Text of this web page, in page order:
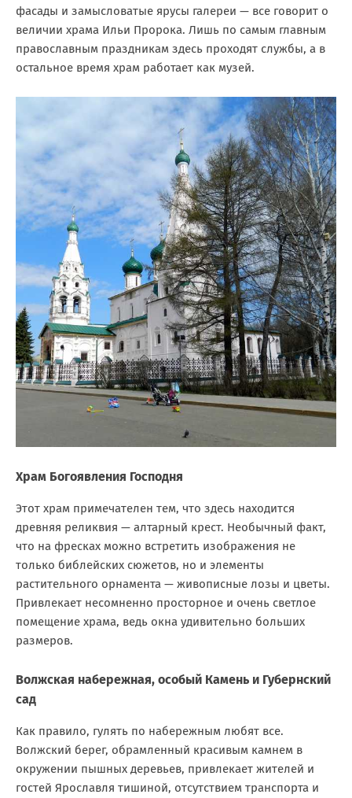
фасады и замысловатые ярусы галереи — все говорит о
величии храма Ильи Пророка. Лишь по самым главным
православным праздникам здесь проходят службы, а в
остальное время храм работает как музей.
Храм Богоявления Господня
Этот храм примечателен тем, что здесь находится
древняя реликвия — алтарный крест. Необычный факт,
что на фресках можно встретить изображения не
только библейских сюжетов, но и элементы
растительного орнамента — живописные лозы и цветы.
Привлекает несомненно просторное и очень светлое
помещение храма, ведь окна удивительно больших
размеров.
Волжская набережная, особый Камень и Губернский
сад
Как правило, гулять по набережным любят все.
Волжский берег, обрамленный красивым камнем в
окружении пышных деревьев, привлекает жителей и
гостей Ярославля тишиной, отсутствием транспорта и